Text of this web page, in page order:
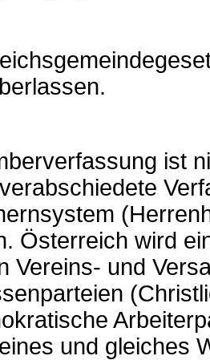
ist
Österreich wird
Vereins- und
und gleiches